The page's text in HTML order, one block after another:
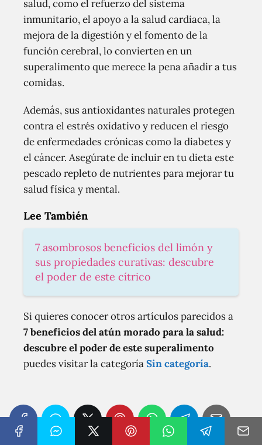
salud, como el refuerzo del sistema
inmunitario, el apoyo a la salud cardiaca, la
mejora de la digestión y el fomento de la
función cerebral, lo convierten en un
superalimento que merece la pena añadir a tus
comidas.
Además, sus antioxidantes naturales protegen
contra el estrés oxidativo y reducen el riesgo
de enfermedades crónicas como la diabetes y
el cáncer. Asegúrate de incluir en tu dieta este
pescado repleto de nutrientes para mejorar tu
salud física y mental.
Lee También
7 asombrosos beneficios del limón y
sus propiedades curativas: descubre
el poder de este cítrico
Si quieres conocer otros artículos parecidos a
7 beneficios del atún morado para la salud:
descubre el poder de este superalimento
puedes visitar la categoríaSin categoría.